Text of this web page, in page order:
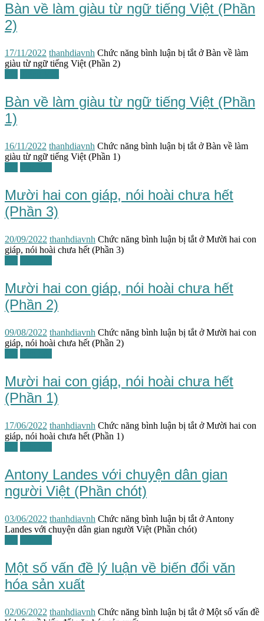
Bàn về làm giàu từ ngữ tiếng Việt (Phần
2)
17/11/2022 thanhdiavnh Chức năng bình luận bị tắt ở Bàn về làm
giàu từ ngữ tiếng Việt (Phần 2)
Bàn về làm giàu từ ngữ tiếng Việt (Phần
1)
16/11/2022 thanhdiavnh Chức năng bình luận bị tắt ở Bàn về làm
giàu từ ngữ tiếng Việt (Phần 1)
Mười hai con giáp, nói hoài chưa hết
(Phần 3)
20/09/2022 thanhdiavnh Chức năng bình luận bị tắt ở Mười hai con
giáp, nói hoài chưa hết (Phần 3)
Mười hai con giáp, nói hoài chưa hết
(Phần 2)
09/08/2022 thanhdiavnh Chức năng bình luận bị tắt ở Mười hai con
giáp, nói hoài chưa hết (Phần 2)
Mười hai con giáp, nói hoài chưa hết
(Phần 1)
17/06/2022 thanhdiavnh Chức năng bình luận bị tắt ở Mười hai con
giáp, nói hoài chưa hết (Phần 1)
Antony Landes với chuyện dân gian
người Việt (Phần chót)
03/06/2022 thanhdiavnh Chức năng bình luận bị tắt ở Antony
Landes với chuyện dân gian người Việt (Phần chót)
Một số vấn đề lý luận về biến đổi văn
hóa sản xuất
02/06/2022 thanhdiavnh Chức năng bình luận bị tắt ở Một số vấn đề